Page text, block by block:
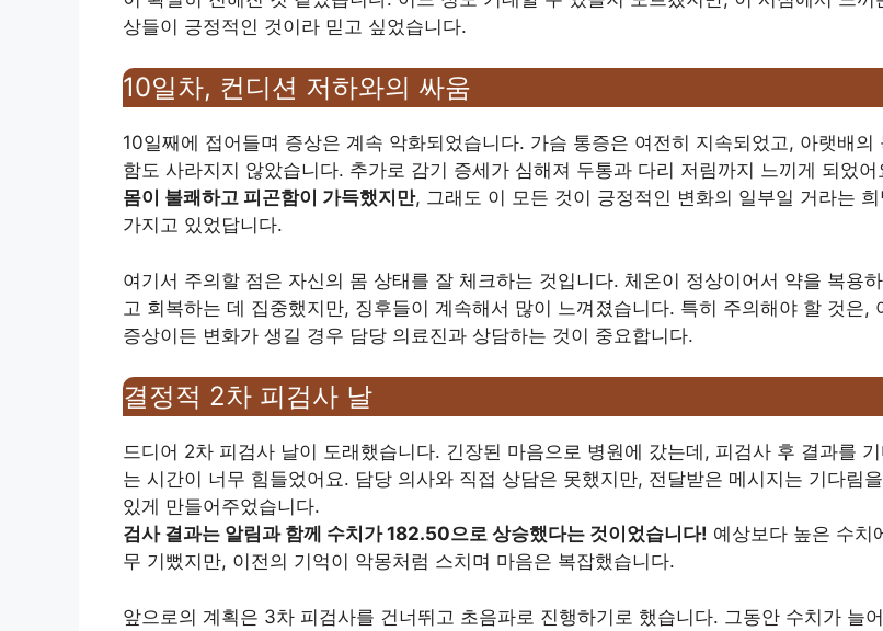
상들이 긍정적인 것이라 믿고 싶었습니다.
10일차, 컨디션 저하와의 싸움
10일째에 접어들며 증상은 계속 악화되었습니다. 가슴 통증은 여전히 지속되었고, 아랫배의
함도 사라지지 않았습니다. 추가로 감기 증세가 심해져 두통과 다리 저림까지 느끼게 되었어
몸이 불쾌하고 피곤함이 가득했지만, 그래도 이 모든 것이 긍정적인 변화의 일부일 거라는 희
가지고 있었답니다.
여기서 주의할 점은 자신의 몸 상태를 잘 체크하는 것입니다. 체온이 정상이어서 약을 복용
고 회복하는 데 집중했지만, 징후들이 계속해서 많이 느껴졌습니다. 특히 주의해야 할 것은,
증상이든 변화가 생길 경우 담당 의료진과 상담하는 것이 중요합니다.
결정적 2차 피검사 날
드디어 2차 피검사 날이 도래했습니다. 긴장된 마음으로 병원에 갔는데, 피검사 후 결과를 기
는 시간이 너무 힘들었어요. 담당 의사와 직접 상담은 못했지만, 전달받은 메시지는 기다림
있게 만들어주었습니다.
검사 결과는 알림과 함께 수치가 182.50으로 상승했다는 것이었습니다! 예상보다 높은 수치
무 기뻤지만, 이전의 기억이 악몽처럼 스치며 마음은 복잡했습니다.
앞으로의 계획은 3차 피검사를 건너뛰고 초음파로 진행하기로 했습니다. 그동안 수치가 늘